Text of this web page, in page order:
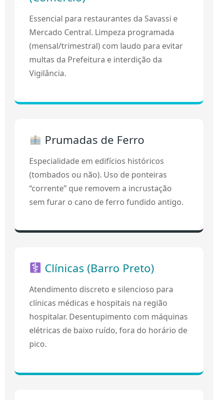
Essencial para restaurantes da Savassi e
Mercado Central. Limpeza programada
(mensal/trimestral) com laudo para evitar
multas da Prefeitura e interdição da
Vigilância.
Prumadas de Ferro
Especialidade em edifícios históricos
(tombados ou não). Uso de ponteiras
“corrente” que removem a incrustação
sem furar o cano de ferro fundido antigo.
Clínicas (Barro Preto)
Atendimento discreto e silencioso para
clínicas médicas e hospitais na região
hospitalar. Desentupimento com máquinas
elétricas de baixo ruído, fora do horário de
pico.